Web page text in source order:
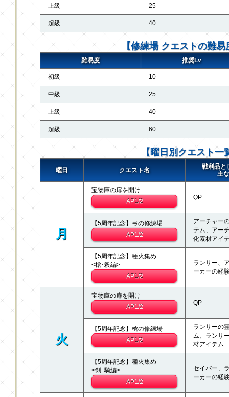
上級 25
超級 40
【修練場 クエストの難易
難易度 推奨Lv
初級 10
中級 25
上級 40
超級 60
【曜日別クエスト一
曜日 クエスト名
戦利品と
主
月
宝物庫の扉を開け
AP1/2
QP
【5周年記念】弓の修練場
AP1/2
アーチャー
テム、アー
化素材アイ
【5周年記念】種火集め
<槍･殺編>
AP1/2
ランサー、
ーカーの経
火
宝物庫の扉を開け
AP1/2
QP
【5周年記念】槍の修練場
AP1/2
ランサーの
ム、ランサ
材アイテム
【5周年記念】種火集め
<剣･騎編>
AP1/2
セイバー、
ーカーの経